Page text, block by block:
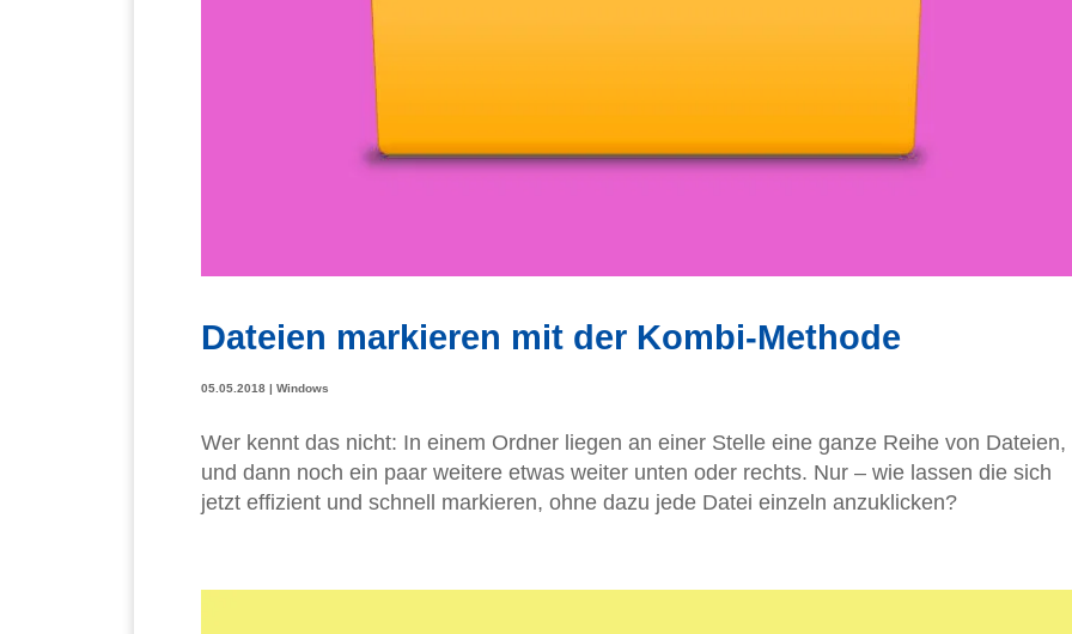
Dateien markieren mit der Kombi-Methode
05.05.2018 | Windows
Wer kennt das nicht: In einem Ordner liegen an einer Stelle eine ganze Reihe von Dateien,
und dann noch ein paar weitere etwas weiter unten oder rechts. Nur – wie lassen die sich
jetzt effizient und schnell markieren, ohne dazu jede Datei einzeln anzuklicken?